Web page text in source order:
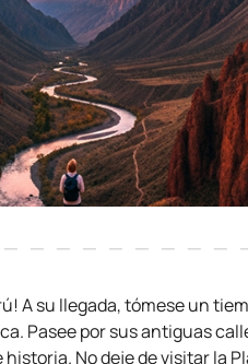
A su llegada, tómese un
Pasee por sus antiguas
No deje de visitar la